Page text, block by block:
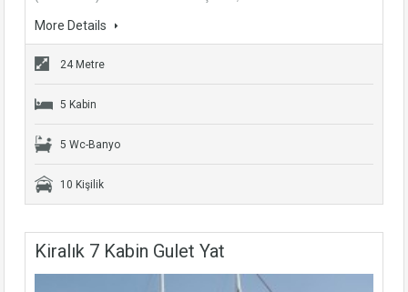
More Details
24 Metre
5 Kabin
5 Wc-Banyo
10 Kişilik
Kiralık 7 Kabin Gulet Yat